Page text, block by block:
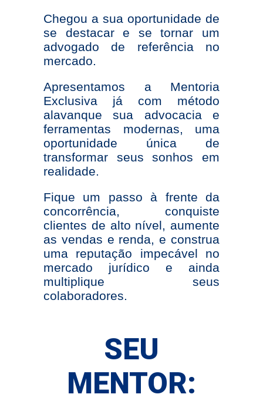
Chegou a sua oportunidade de
se destacar e se tornar um
advogado de referência no
mercado.
Apresentamos a Mentoria
Exclusiva já com método
alavanque sua advocacia e
ferramentas modernas, uma
oportunidade única de
transformar seus sonhos em
realidade.
Fique um passo à frente da
concorrência, conquiste
clientes de alto nível, aumente
as vendas e renda, e construa
uma reputação impecável no
mercado jurídico e ainda
multiplique seus
colaboradores.
SEU
MENTOR: